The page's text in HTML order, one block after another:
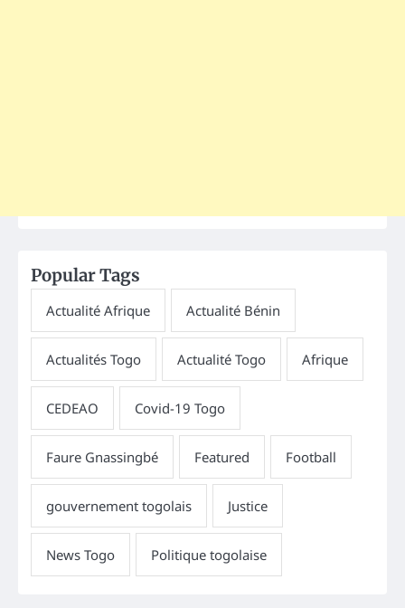
Popular Tags